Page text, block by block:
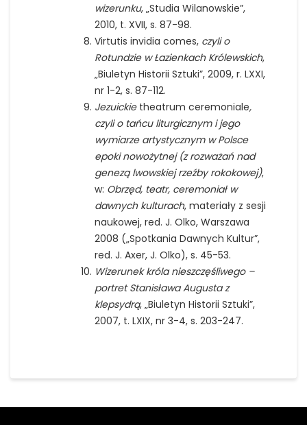
wizerunku, „Studia Wilanowskie”,
2010, t. XVII, s. 87-98.
Virtutis invidia comes, czyli o
Rotundzie w Łazienkach Królewskich,
„Biuletyn Historii Sztuki”, 2009, r. LXXI,
nr 1-2, s. 87-112.
Jezuickie theatrum ceremoniale,
czyli o tańcu liturgicznym i jego
wymiarze artystycznym w Polsce
epoki nowożytnej (z rozważań nad
genezą lwowskiej rzeźby rokokowej),
w: Obrzęd, teatr, ceremoniał w
dawnych kulturach, materiały z sesji
naukowej, red. J. Olko, Warszawa
2008 („Spotkania Dawnych Kultur”,
red. J. Axer, J. Olko), s. 45-53.
Wizerunek króla nieszczęśliwego –
portret Stanisława Augusta z
klepsydrą, „Biuletyn Historii Sztuki”,
2007, t. LXIX, nr 3-4, s. 203-247.